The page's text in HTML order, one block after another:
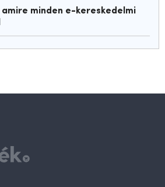
amire minden e-kereskedelmi